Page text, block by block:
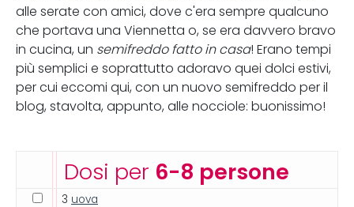
alle serate con amici, dove c'era sempre qualcuno
che portava una Viennetta o, se era davvero bravo
in cucina, un semifreddo fatto in casa! Erano tempi
più semplici e soprattutto adoravo quei dolci estivi,
per cui eccomi qui, con un nuovo semifreddo per il
blog, stavolta, appunto, alle nocciole: buonissimo!
Dosi per 6-8 persone
3 uova